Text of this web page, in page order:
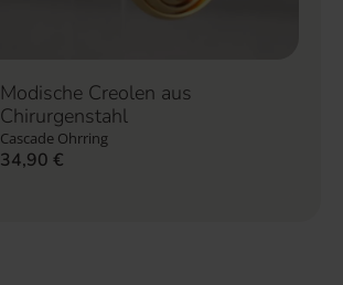
Modische Creolen aus
Chirurgenstahl
Cascade Ohrring
34,90 €